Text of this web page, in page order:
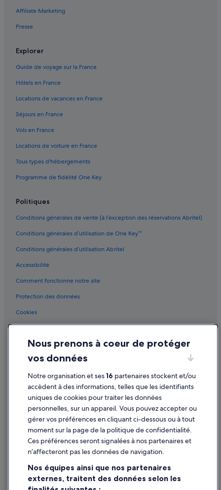
Affiliate Marketing
Presse
Explorer
Guide de voyage sur la France
Hôtels en France
Locations de vacances en France
Séjours en France
Vols en France
Locations de voiture en France
Tous types d'hébergements
Programme de fidélité One Key
Politiques
Conditions générales de vente (à l’exception des réservations Abritel)
Conditions générales d’utilisation de One Key™
Conditions générales d’utilisation Abritel
Accessibilité
Comment fonctionne notre site
Protection des données
Cookies
Mentions légales / Nous contacter
Directives de contenu et signalement de contenus
Aide
Assistance
Annuler votre vol
Annuler une réservation d'hôtel ou de location de vacances
Délais de remboursement
Utiliser un bon de réduction Expedia
Documents de voyage internationaux
Nous prenons à coeur de protéger
vos données
Notre organisation et ses16 partenaires stockent et/ou
accèdent à des informations, telles que les identifiants
uniques de cookies pour traiter les données
personnelles, sur un appareil. Vous pouvez accepter ou
gérer vos préférences en cliquant ci-dessous ou à tout
moment sur la page de la politique de confidentialité.
Ces préférences seront signalées à nos partenaires et
n’affecteront pas les données de navigation.
Nos équipes ainsi que nos partenaires
externes, traitent des données selon les